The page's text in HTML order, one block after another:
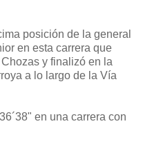
posición de la general
en esta carrera que
y finalizó en la
a lo largo de la Vía
en una carrera con